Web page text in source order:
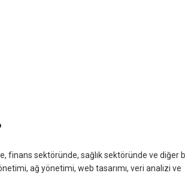
finans sektöründe, sağlık sektöründe ve diğer
ağ yönetimi, web tasarımı, veri analizi ve